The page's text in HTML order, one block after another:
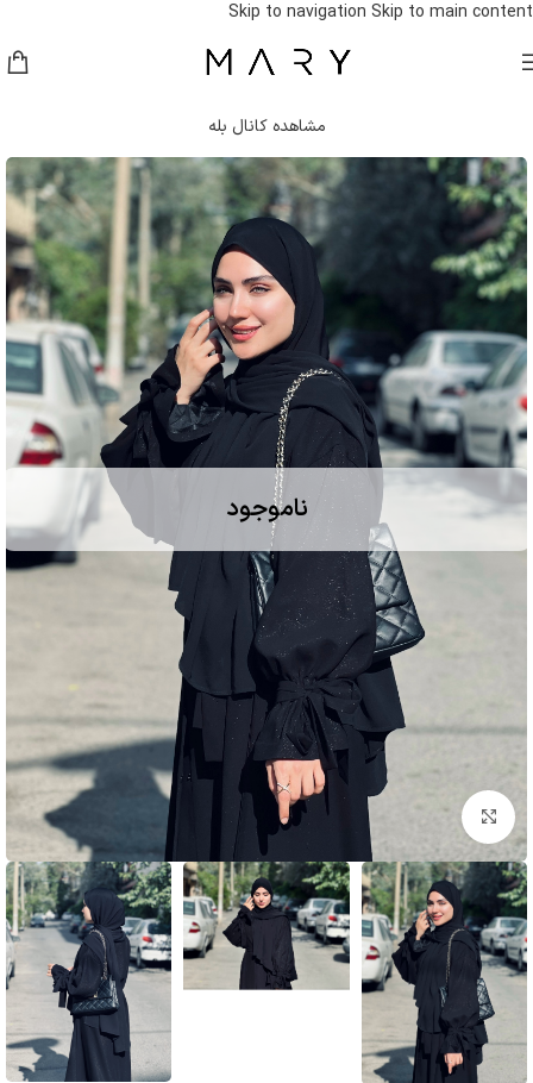
Skip to navigation Skip to main content
قسمت سرچ بله Maryhejab رو سرچ کنید . هر سوالی بود با شماره ۰۹۳۶۱۶۵۴۳۱۵
مشاهده کانال بله
ناموجود
بزرگنمایی تصویر